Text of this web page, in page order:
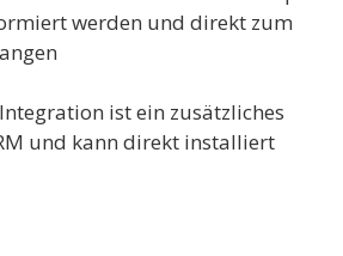
werden und direkt zum
ist ein zusätzliches
und kann direkt installiert